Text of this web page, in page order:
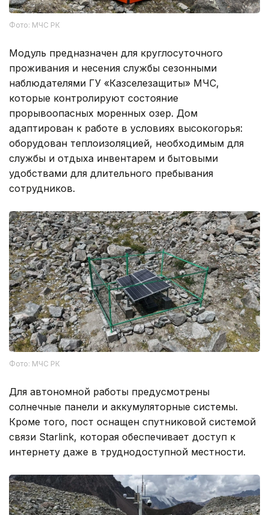
Фото: МЧС РК
Модуль предназначен для круглосуточного
проживания и несения службы сезонными
наблюдателями ГУ «Казселезащиты» МЧС,
которые контролируют состояние
прорывоопасных моренных озер. Дом
адаптирован к работе в условиях высокогорья:
оборудован теплоизоляцией, необходимым для
службы и отдыха инвентарем и бытовыми
удобствами для длительного пребывания
сотрудников.
Фото: МЧС РК
Для автономной работы предусмотрены
солнечные панели и аккумуляторные системы.
Кроме того, пост оснащен спутниковой системой
связи Starlink, которая обеспечивает доступ к
интернету даже в труднодоступной местности.